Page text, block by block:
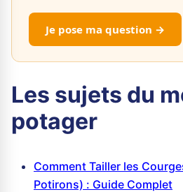
Je pose ma question →
Les sujets du
potager
Comment Tailler les
Potirons) : Guide Complet